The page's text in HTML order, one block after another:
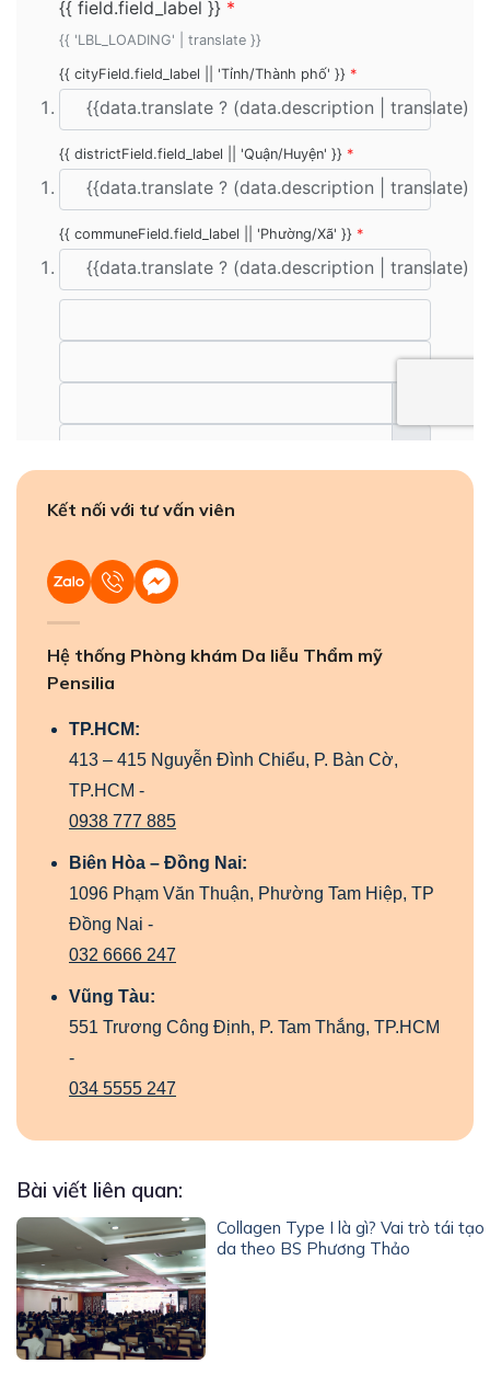
Kết nối với tư vấn viên
Hệ thống Phòng khám Da liễu Thẩm mỹ
Pensilia
TP.HCM:
413 – 415 Nguyễn Đình Chiểu, P. Bàn Cờ,
TP.HCM -
0938 777 885
Biên Hòa – Đồng Nai:
1096 Phạm Văn Thuận, Phường Tam Hiệp, TP
Đồng Nai -
032 6666 247
Vũng Tàu:
551 Trương Công Định, P. Tam Thắng, TP.HCM
-
034 5555 247
Bài viết liên quan:
Collagen Type I là gì? Vai trò tái tạo
da theo BS Phương Thảo